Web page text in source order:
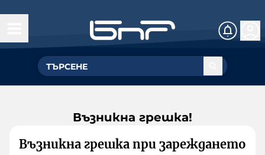
Възникна грешка!
Възникна грешка при зареждането